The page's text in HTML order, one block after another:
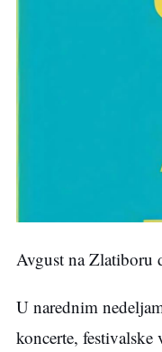
Avgust na Zlatiboru
U narednim
koncerte, festivalske